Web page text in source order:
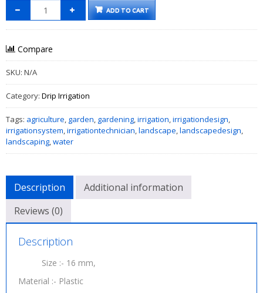
ADD TO CART
Compare
SKU: N/A
Category: Drip Irrigation
Tags: agriculture, garden, gardening,irrigation,irrigationdesign,
irrigationsystem,irrigationtechnician,landscape,landscapedesign,
landscaping,water
Description
Additional information
Reviews (0)
Description
Size :- 16 mm,
Material :- Plastic